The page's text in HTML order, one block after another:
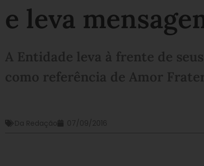
e leva
A Entidade leva à frente de
como referência de Amor
Da Redação 07/09/2016